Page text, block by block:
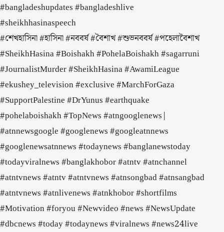
#bangladeshupdates #bangladeshlive
#sheikhhasinaspeech
#শেখহাসিনা #হাসিনা #নববর্ষ #বৈশাখ #শুভনববর্ষ #পহেলাবৈশাখ
#SheikhHasina #Boishakh #PohelaBoishakh #sagarruni
#JournalistMurder #SheikhHasina #AwamiLeague
#ekushey_television #exclusive #MarchForGaza
#SupportPalestine #DrYunus #earthquake
#pohelaboishakh #TopNews #atngooglenews​|
#atnnewsgoogle​ #googlenews​ #googleatnnews​
#googlenewsatnnews​ #todaynews​ #banglanewstoday​
#todayviralnews​ #banglakhobor​ #atntv​ #atnchannel​
#atntvnews​ #atntv​ #atntvnews​ #atnsongbad​ #atnsangbad​
#atntvnews​ #atnlivenews​ #atnkhobor #shortfilms
#Motivation #foryou #Newvideo #news #NewsUpdate
#dbcnews #today #todaynews #viralnews #news24live